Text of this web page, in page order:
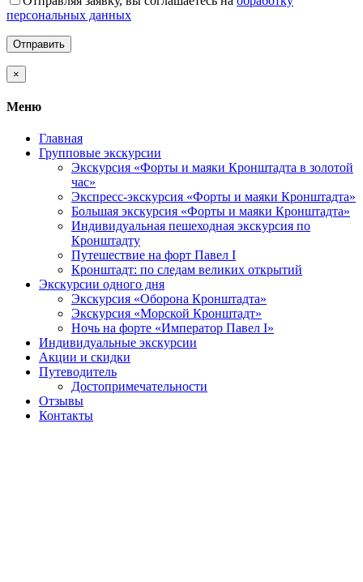
персональных данных
×
Меню
Главная
Групповые экскурсии
Экскурсия «Форты и маяки Кронштадта в золотой
час»
Экспресс-экскурсия «Форты и маяки Кронштадта»
Большая экскурсия «Форты и маяки Кронштадта»
Индивидуальная пешеходная экскурсия по
Кронштадту
Путешествие на форт Павел I
Кронштадт: по следам великих открытий
Экскурсии одного дня
Экскурсия «Оборона Кронштадта»
Экскурсия «Морской Кронштадт»
Ночь на форте «Император Павел I»
Индивидуальные экскурсии
Акции и скидки
Путеводитель
Достопримечательности
Отзывы
Контакты